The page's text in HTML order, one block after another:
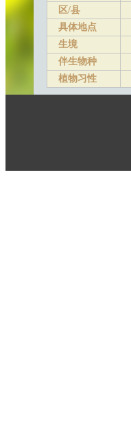
区/县
具体地点
生境
伴生物种
植物习性